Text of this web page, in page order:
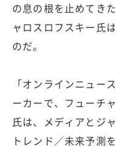
の息の根を止めてき
ャロスロフスキー氏
のだ。
「オンラインニュー
ーカーで、フューチ
氏は、メディアとジ
トレンド／未来予測